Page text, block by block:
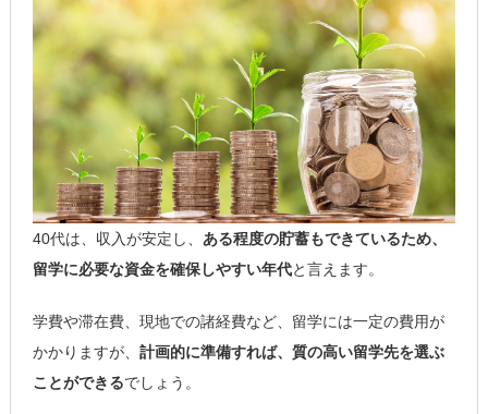
40代は、収入が安定し、 ある程度の貯蓄もできているため、
留学に必要な資金を確保しやすい年代と言えます。
学費や滞在費、現地での諸経費など、留学には一定の費用が
かかりますが、 計画的に準備すれば、質の高い留学先を選ぶ
ことができるでしょう。